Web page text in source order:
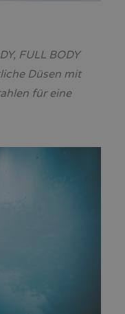
FULL BODY
Düsen mit
für eine